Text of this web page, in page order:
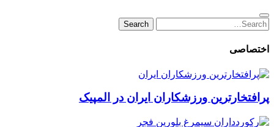
Search
for:
Search
اختصاصی
پرافتخارترین ورزشکاران ایران در المپیک